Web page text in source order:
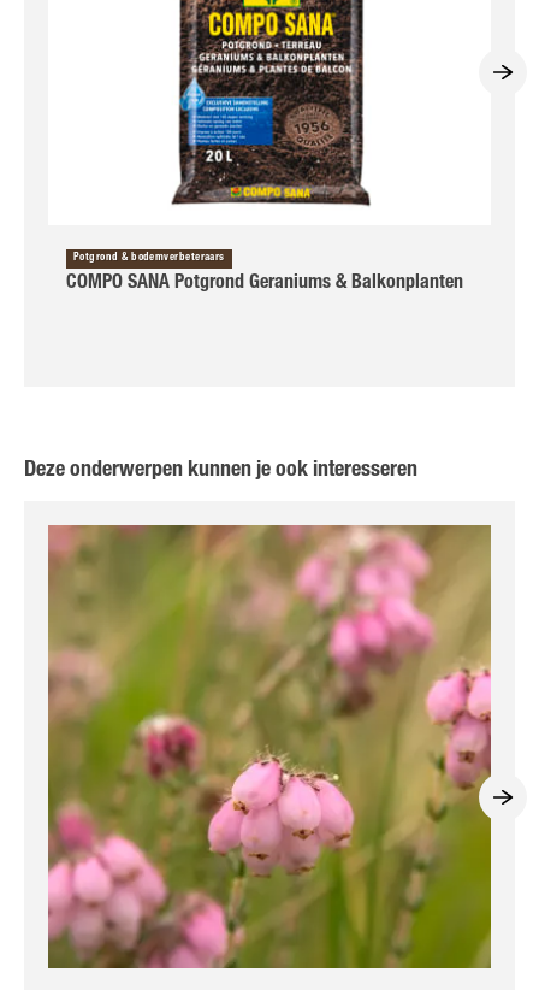
Potgrond & bodemverbeteraars
COMPO SANA Potgrond Geraniums & Balkonplanten
Deze onderwerpen kunnen je ook interesseren